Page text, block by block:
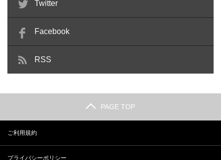
Twitter
Facebook
RSS
PAGE TOP
ご利用規約
プライバシーポリシー